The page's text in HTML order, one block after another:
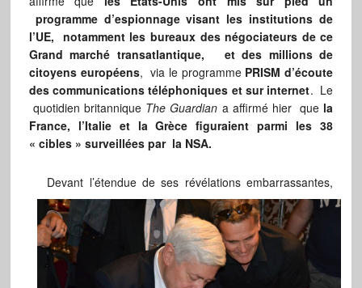
programme d’espionnage visant les institutions de
l’UE, notamment les bureaux des négociateurs de ce
Grand marché transatlantique, et des millions de
citoyens européens, via le programme PRISM d’écoute
des communications téléphoniques et sur internet. Le
quotidien britannique The Guardian a affirmé hier que la
France, l’Italie et la Grèce figuraient parmi les 38
« cibles » surveillées par la NSA.
Devant l’étendue de ses révélations embarrassantes,